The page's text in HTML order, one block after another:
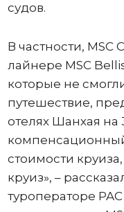
судов.
В частности, MSC
лайнере MSC
которые не
путешествие,
отелях Шанхая на
стоимости
круиз», –
туроператоре